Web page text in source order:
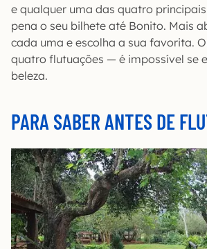
e qualquer uma das quatro
pena o seu bilhete até Bonito. Mais
cada uma e escolha a sua favorita.
quatro flutuações — é impossível se
beleza.
PARA SABER ANTES DE